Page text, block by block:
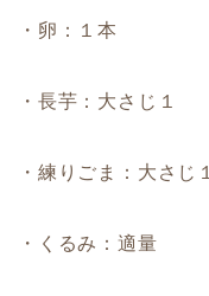
・卵：１本
・長芋：大さじ１
・練りごま：大さじ１
・くるみ：適量